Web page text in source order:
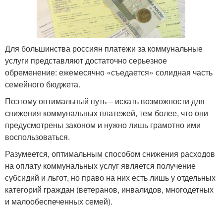
Для большинства россиян платежи за коммунальные
услуги представляют достаточно серьезное
обременение: ежемесячно «съедается» солидная часть
семейного бюджета.
Поэтому оптимальный путь – искать возможности для
снижения коммунальных платежей, тем более, что они
предусмотрены законом и нужно лишь грамотно ими
воспользоваться.
Разумеется, оптимальным способом снижения расходов
на оплату коммунальных услуг является получение
субсидий и льгот, но право на них есть лишь у отдельных
категорий граждан (ветеранов, инвалидов, многодетных
и малообеспеченных семей).